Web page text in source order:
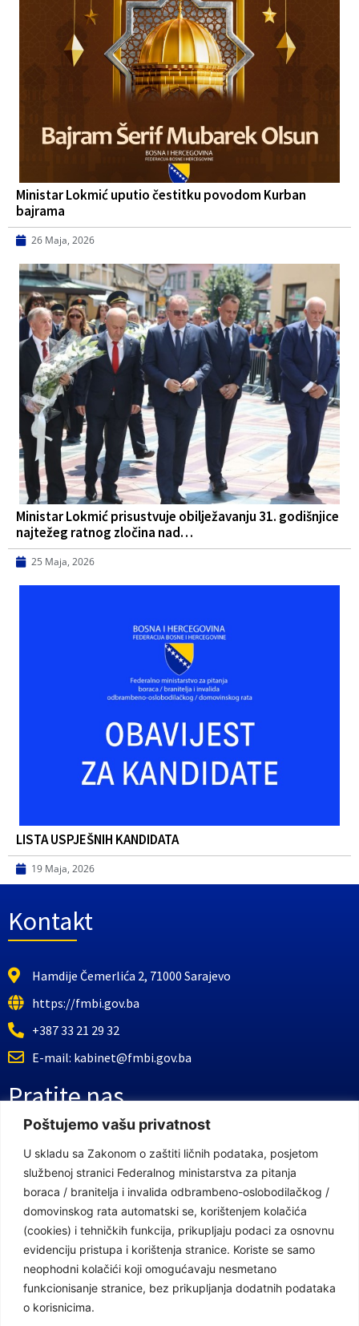
Poštujemo vašu privatnost
U skladu sa Zakonom o zaštiti ličnih podataka, posjetom
službenoj stranici Federalnog ministarstva za pitanja
boraca / branitelja i invalida odbrambeno-oslobodilačkog /
domovinskog rata automatski se, korištenjem kolačića
(cookies) i tehničkih funkcija, prikupljaju podaci za osnovnu
evidenciju pristupa i korištenja stranice. Koriste se samo
neophodni kolačići koji omogućavaju nesmetano
funkcionisanje stranice, bez prikupljanja dodatnih podataka
o korisnicima.
Ministar Lokmić uputio čestitku povodom Kurban
bajrama
26 Maja, 2026
Ministar Lokmić prisustvuje obilježavanju 31. godišnjice
najtežeg ratnog zločina nad…
25 Maja, 2026
LISTA USPJEŠNIH KANDIDATA
19 Maja, 2026
Kontakt
Hamdije Čemerlića 2, 71000 Sarajevo
https://fmbi.gov.ba
+387 33 21 29 32
E-mail: kabinet@fmbi.gov.ba
Pratite nas
Facebook Stranica
Youtube Kanal
Linkovi
Vlada Federacije Bosne i Hercegovine
Federalno ministarstvo finansija